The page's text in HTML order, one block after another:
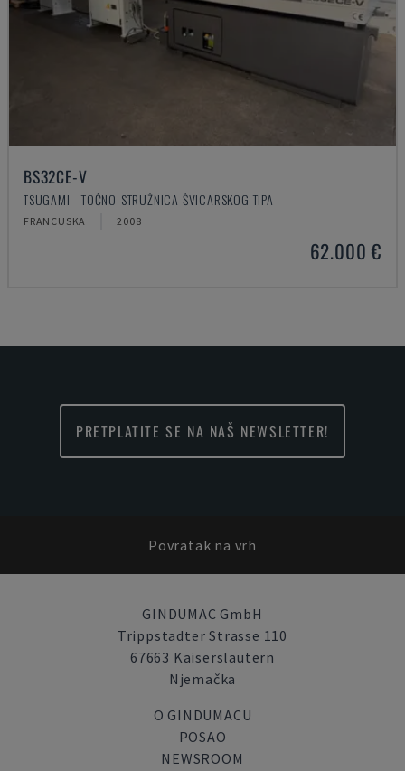
BS32CE-V
TSUGAMI - TOČNO-STRUŽNICA ŠVICARSKOG TIPA
FRANCUSKA 2008
62.000 €
PRETPLATITE SE NA NAŠ NEWSLETTER!
Povratak na vrh
GINDUMAC GmbH
Trippstadter Strasse 110
67663 Kaiserslautern
Njemačka
O GINDUMACU
POSAO
NEWSROOM